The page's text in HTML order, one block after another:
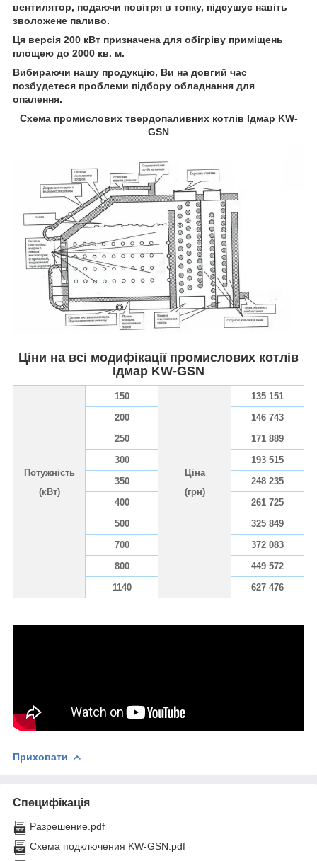
вентилятор, подаючи повітря в топку, підсушує навіть
зволожене паливо.
Ця версія 200 кВт призначена для обігріву приміщень
площею до 2000 кв. м.
Вибираючи нашу продукцію, Ви на довгий час
позбудетеся проблеми підбору обладнання для
опалення.
Схема промислових твердопаливних котлів Ідмар KW-
GSN
Ціни на всі модифікації промислових котлів
Ідмар KW-GSN
Потужність
(кВт)
150
Ціна
(грн)
135 151
200
146 743
250
171 889
300
193 515
350
248 235
400
261 725
500
325 849
700
372 083
800
449 572
1140
627 476
Приховати
Специфікація
Разрешение.pdf
Схема подключения KW-GSN.pdf